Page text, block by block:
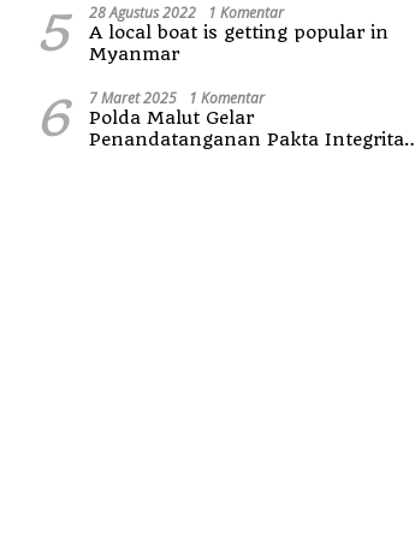
5 28 Agustus 2022 1 Komentar
A local boat is getting popular in
Myanmar
6 7 Maret 2025 1 Komentar
Polda Malut Gelar
Penandatanganan Pakta Integritas